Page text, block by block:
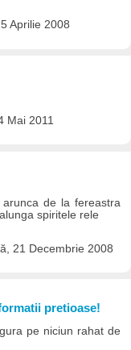
Aprilie 2008
Mai 2011
de la fereastra
spiritele rele
21 Decembrie 2008
pretioase!
pe niciun rahat de